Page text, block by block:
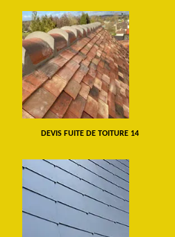
DEVIS FUITE DE TOITURE 14